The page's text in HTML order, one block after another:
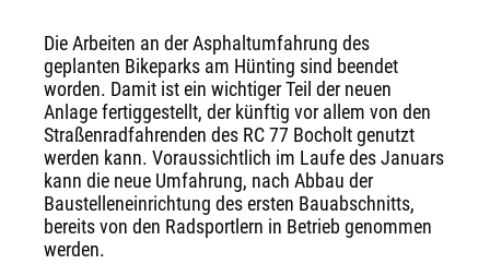
Die Arbeiten an der Asphaltumfahrung des
geplanten Bikeparks am Hünting sind beendet
worden. Damit ist ein wichtiger Teil der neuen
Anlage fertiggestellt, der künftig vor allem von den
Straßenradfahrenden des RC 77 Bocholt genutzt
werden kann. Voraussichtlich im Laufe des Januars
kann die neue Umfahrung, nach Abbau der
Baustelleneinrichtung des ersten Bauabschnitts,
bereits von den Radsportlern in Betrieb genommen
werden.